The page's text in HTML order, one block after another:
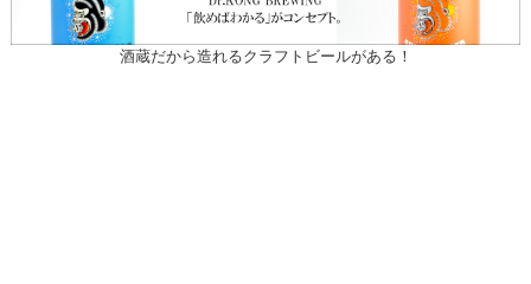
酒蔵だから造れるクラフトビールがある！